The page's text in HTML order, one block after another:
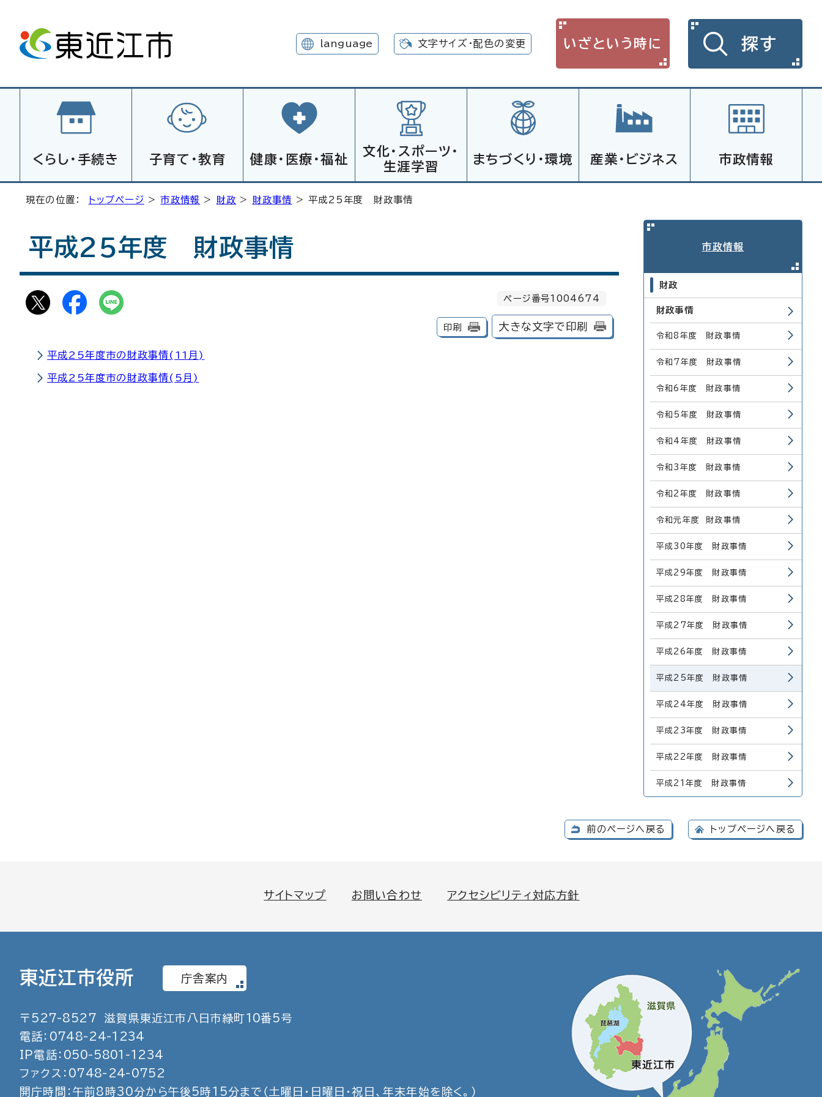
language 文字サイズ・配色の変更 いざという時に 探す
くらし・手続き 子育て・教育 健康・医療・福祉
文化・スポーツ・
生涯学習
まちづくり・環境 産業・ビジネス 市政情報
現在の位置： トップページ >市政情報 > 財政 > 財政事情 > 平成25年度 財政事情
平成25年度 財政事情
ページ番号1004674
印刷 大きな文字で印刷
平成25年度市の財政事情(11月)
平成25年度市の財政事情(5月)
市政情報
財政
財政事情
令和8年度 財政事情
令和7年度 財政事情
令和6年度 財政事情
令和5年度 財政事情
令和4年度 財政事情
令和3年度 財政事情
令和2年度 財政事情
令和元年度 財政事情
平成30年度 財政事情
平成29年度 財政事情
平成28年度 財政事情
平成27年度 財政事情
平成26年度 財政事情
平成25年度 財政事情
平成24年度 財政事情
平成23年度 財政事情
平成22年度 財政事情
平成21年度 財政事情
前のページへ戻る トップページへ戻る
サイトマップ お問い合わせ アクセシビリティ対応方針
東近江市役所 庁舎案内
〒 527-8527 滋賀県東近江市八日市緑町10番5号
電話： 0748- 24-1234
IP電話： 050- 5801 -1234
ファクス： 0748- 24- 0752
開庁時間：午前8時30分から午後5時15分まで （土曜日・日曜日・祝日、年末年始を除く。）